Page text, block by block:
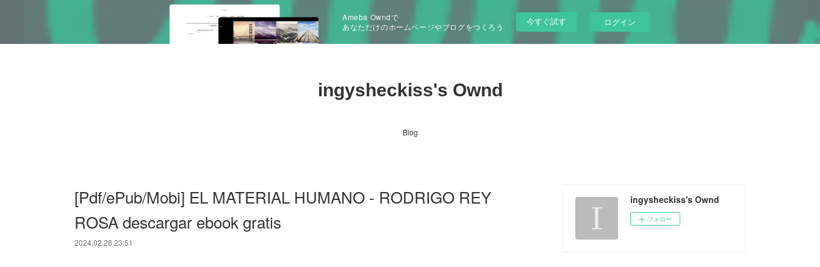
Ameba Owndで
あなただけのホームページやブログをつくろう
今すぐ試す ログイン
ingysheckiss's Ownd
Blog
[Pdf/ePub/Mobi] EL MATERIAL HUMANO - RODRIGO REY
ROSA descargar ebook gratis
2024.02.28 23:51
ingysheckiss's Ownd
フォロー